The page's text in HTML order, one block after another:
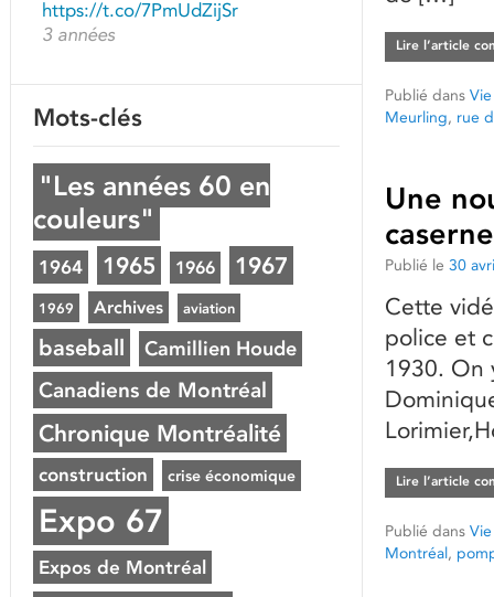
Lire l’article
Publié dans
Meurling, rue
Une
Publié le 30
Cette
police et
1930. On
Lire l’article
Publié dans
Montréal,
https://t.co/7PmUdZijSr
3 années
Mots-clés
"Les années 60 en
couleurs"
1964 1965 1966 1967
1969 Archives aviation
baseball Camillien Houde
Canadiens de Montréal
Chronique Montréalité
construction crise économique
Expo 67
Expos de Montréal